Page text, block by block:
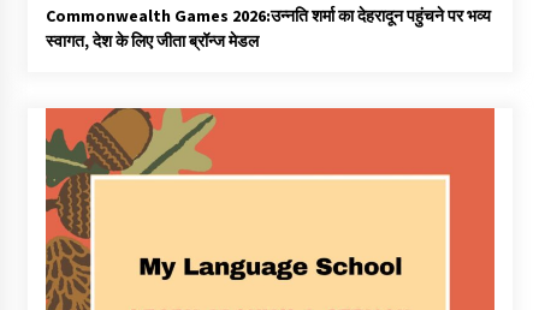
Commonwealth Games 2026:उन्नति शर्मा का देहरादून पहुंचने पर भव्य
स्वागत, देश के लिए जीता ब्रॉन्ज मेडल